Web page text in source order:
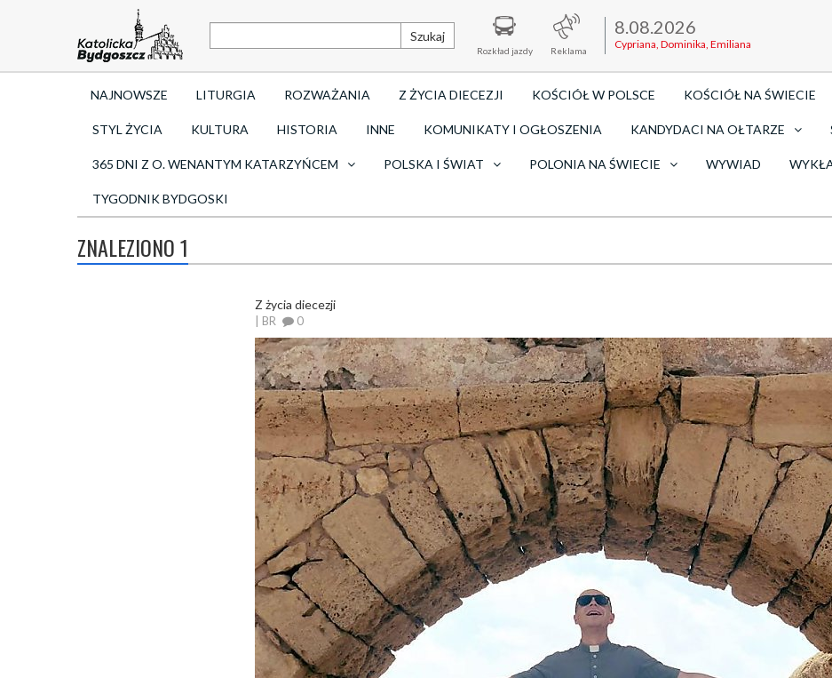
Szukaj
Rozkład jazdy Reklama
8.08.2026
Cypriana, Dominika, Emiliana
NAJNOWSZE LITURGIA ROZWAŻANIA Z ŻYCIA DIECEZJI KOŚCIÓŁ W POLSCE KOŚCIÓŁ NA ŚWIECIE
STYL ŻYCIA KULTURA HISTORIA INNE KOMUNIKATY I OGŁOSZENIA KANDYDACI NA OŁTARZE
365 DNI Z O. WENANTYM KATARZYŃCEM POLSKA I ŚWIAT POLONIA NA ŚWIECIE WYWIAD
TYGODNIK BYDGOSKI
ZNALEZIONO 1
Z życia diecezji
| BR 0